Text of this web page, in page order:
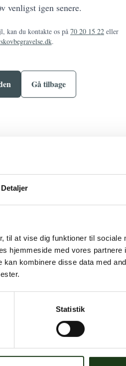
Detaljer
til at vise dig funktioner til sociale
hjemmeside med vores partnere
kombinere disse data med
Statistik
venligst igen senere.
kan du kontakte os på 70 20 15 22 eller
.
Gå tilbage
Nykøbing Sj.
59 91 99 77
Michael Ørskov
59 45 10 14